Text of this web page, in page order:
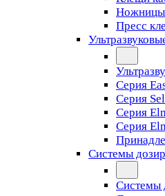
Ножницы
Пресс
Серия
Серия
Серия
Серия
Системы
Системы